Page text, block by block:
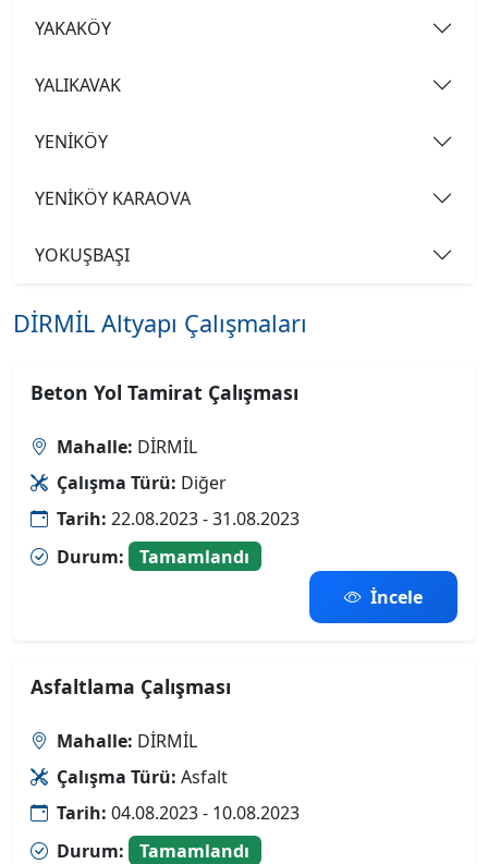
YAKAKÖY
YALIKAVAK
YENİKÖY
YENİKÖY KARAOVA
YOKUŞBAŞI
DİRMİL Altyapı Çalışmaları
Beton Yol Tamirat Çalışması
Mahalle: DİRMİL
Çalışma Türü: Diğer
Tarih: 22.08.2023 - 31.08.2023
Durum:
Tamamlandı
İncele
Asfaltlama Çalışması
Mahalle: DİRMİL
Çalışma Türü: Asfalt
Tarih: 04.08.2023 - 10.08.2023
Durum:
Tamamlandı